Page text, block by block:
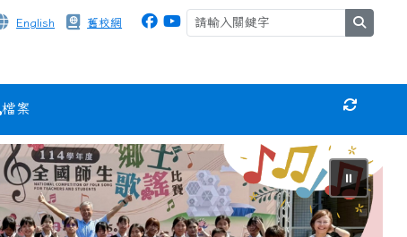
English 舊校網
檔案 重新取得
⏸